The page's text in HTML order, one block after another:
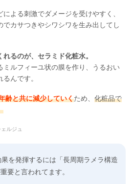
よる刺激でダメージを受けやすく、
でカサつきやシワシワを生み出してし
るのが、セラミド化粧水。
ミルフィーユ状の膜を作り、うるおい
んです。
齢と共に減少していくため、 化粧品で
ルジュ
を発揮するには「長周期ラメラ構造
要と言われてます。